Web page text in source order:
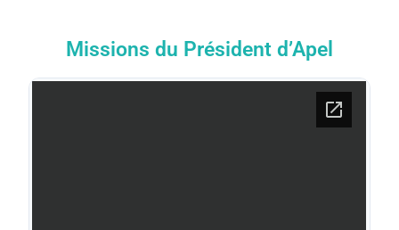
Missions du Président d’Apel